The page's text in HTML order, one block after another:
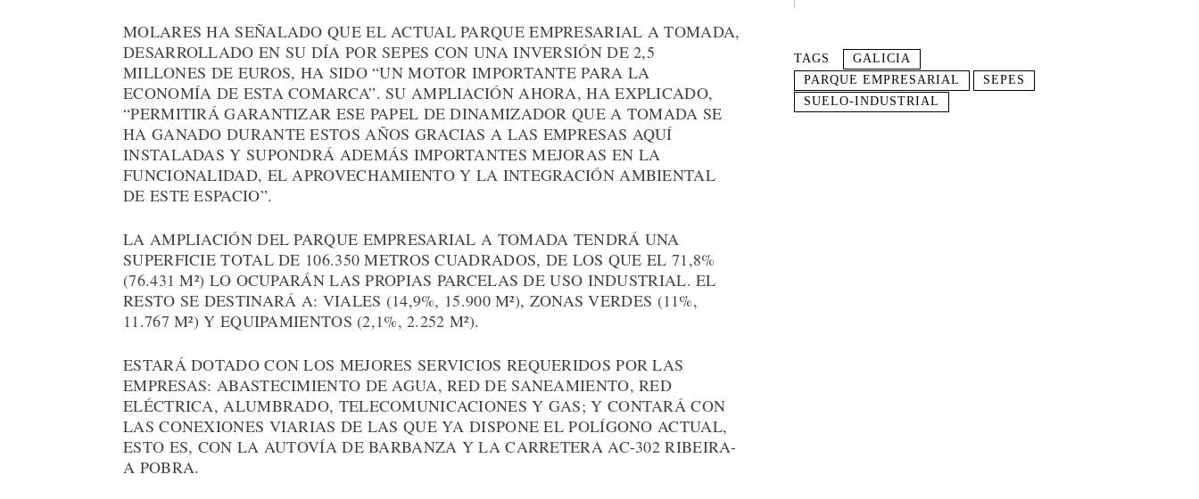
MOLARES HA SEÑALADO QUE EL ACTUAL PARQUE EMPRESARIAL A TOMADA,
DESARROLLADO EN SU DÍA POR SEPES CON UNA INVERSIÓN DE 2,5
MILLONES DE EUROS, HA SIDO “UN MOTOR IMPORTANTE PARA LA
ECONOMÍA DE ESTA COMARCA”. SU AMPLIACIÓN AHORA, HA EXPLICADO,
“PERMITIRÁ GARANTIZAR ESE PAPEL DE DINAMIZADOR QUE A TOMADA SE
HA GANADO DURANTE ESTOS AÑOS GRACIAS A LAS EMPRESAS AQUÍ
INSTALADAS Y SUPONDRÁ ADEMÁS IMPORTANTES MEJORAS EN LA
FUNCIONALIDAD, EL APROVECHAMIENTO Y LA INTEGRACIÓN AMBIENTAL
DE ESTE ESPACIO”.
LA AMPLIACIÓN DEL PARQUE EMPRESARIAL A TOMADA TENDRÁ UNA
SUPERFICIE TOTAL DE 106.350 METROS CUADRADOS, DE LOS QUE EL 71,8%
(76.431 M²) LO OCUPARÁN LAS PROPIAS PARCELAS DE USO INDUSTRIAL. EL
RESTO SE DESTINARÁ A: VIALES (14,9%, 15.900 M²), ZONAS VERDES (11%,
11.767 M²) Y EQUIPAMIENTOS (2,1%, 2.252 M²).
ESTARÁ DOTADO CON LOS MEJORES SERVICIOS REQUERIDOS POR LAS
EMPRESAS: ABASTECIMIENTO DE AGUA, RED DE SANEAMIENTO, RED
ELÉCTRICA, ALUMBRADO, TELECOMUNICACIONES Y GAS; Y CONTARÁ CON
LAS CONEXIONES VIARIAS DE LAS QUE YA DISPONE EL POLÍGONO ACTUAL,
ESTO ES, CON LA AUTOVÍA DE BARBANZA Y LA CARRETERA AC-302 RIBEIRA-
A POBRA.
TAGS
GALICIA
PARQUE EMPRESARIAL
SEPES
SUELO-INDUSTRIAL